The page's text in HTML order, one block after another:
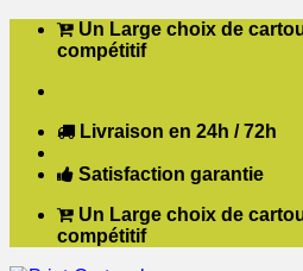
Passer Un Large choix de
compétitif
Livraison en 24h / 72h
Satisfaction garantie
Un Large choix de
compétitif